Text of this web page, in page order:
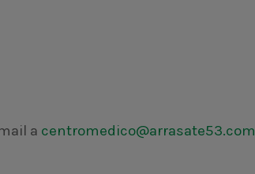
a centromedico@arrasate53.com